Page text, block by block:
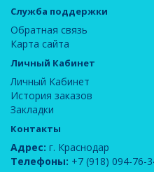
Служба поддержки
Обратная связь
Карта сайта
Личный Кабинет
Личный Кабинет
История заказов
Закладки
Контакты
Адрес: г. Краснодар
Телефоны: +7 (918) 094-76-